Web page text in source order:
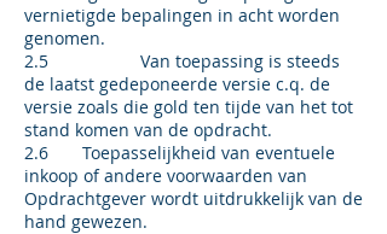
vernietigde bepalingen in acht worden
genomen.
2.5 Van toepassing is steeds
de laatst gedeponeerde versie c.q. de
versie zoals die gold ten tijde van het tot
stand komen van de opdracht.
2.6 Toepasselijkheid van eventuele
inkoop of andere voorwaarden van
Opdrachtgever wordt uitdrukkelijk van de
hand gewezen.